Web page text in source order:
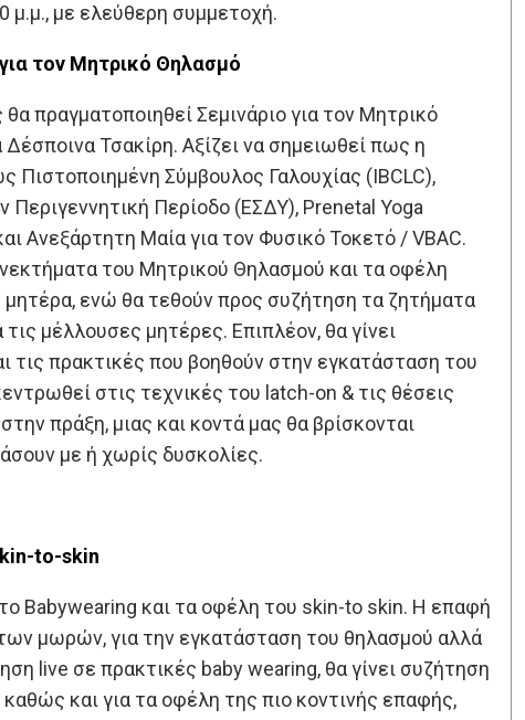
μ.μ., με ελεύθερη συμμετοχή.
τον Μητρικό Θηλασμό
πραγματοποιηθεί Σεμινάριο για τον Μητρικό
Τσακίρη. Αξίζει να σημειωθεί πως η
Πιστοποιημένη Σύμβουλος Γαλουχίας (IBCLC),
Περιγεννητική Περίοδο (ΕΣΔΥ), Prenetal Yoga
Ανεξάρτητη Μαία για τον Φυσικό Τοκετό / VBAC.
του Μητρικού Θηλασμού και τα οφέλη
μητέρα, ενώ θα τεθούν προς συζήτηση τα ζητήματα
μέλλουσες μητέρες. Επιπλέον, θα γίνει
τις πρακτικές που βοηθούν στην εγκατάσταση του
στις τεχνικές του latch-on & τις θέσεις
πράξη, μιας και κοντά μας θα βρίσκονται
με ή χωρίς δυσκολίες.
to-skin
Babywearing και τα οφέλη του skin-to skin. Η επαφή
μωρών, για την εγκατάσταση του θηλασμού αλλά
live σε πρακτικές baby wearing, θα γίνει συζήτηση
και για τα οφέλη της πιο κοντινής επαφής,